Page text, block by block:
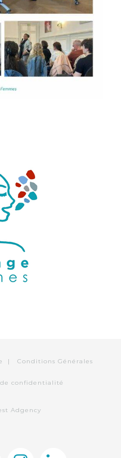
| Conditions Générales
confidentialité
Adgency